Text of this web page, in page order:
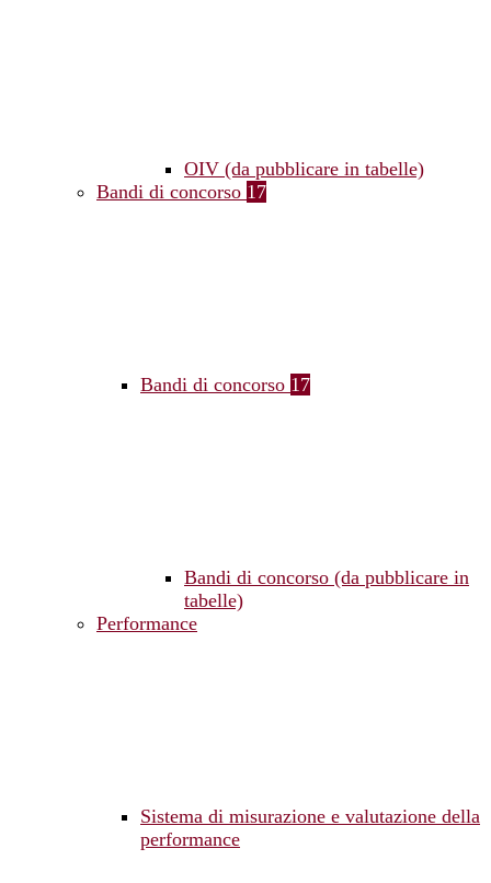
OIV (da pubblicare in tabelle)
Bandi di concorso 17
Bandi di concorso 17
Bandi di concorso (da pubblicare in
tabelle)
Performance
Sistema di misurazione e valutazione della
performance